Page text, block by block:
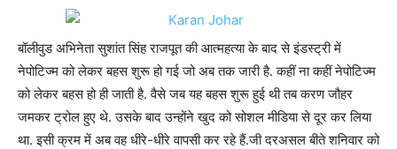
बॉलीवुड अभिनेता सुशांत सिंह राजपूत की आत्महत्या के बाद से इंडस्ट्री में
नेपोटिज्म को लेकर बहस शुरू हो गई जो अब तक जारी है. कहीं ना कहीं नेपोटिज्म
को लेकर बहस हो ही जाती है. वैसे जब यह बहस शुरू हुई थी तब करण जौहर
जमकर ट्रोल हुए थे. उसके बाद उन्होंने खुद को सोशल मीडिया से दूर कर लिया
था. इसी क्रम में अब वह धीरे-धीरे वापसी कर रहे हैं.जी दरअसल बीते शनिवार को